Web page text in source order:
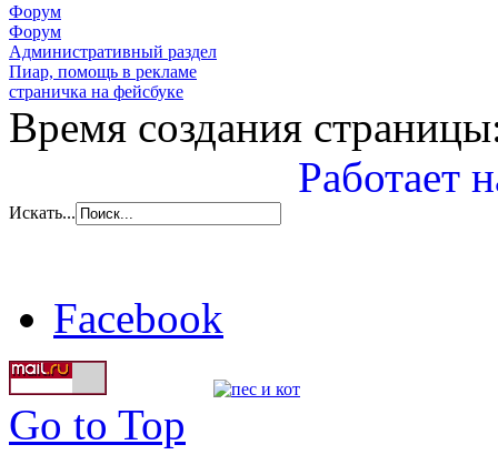
Форум
Форум
Административный раздел
Пиар, помощь в рекламе
страничка на фейсбуке
Время создания
Работает
Искать...
Facebook
Go to Top